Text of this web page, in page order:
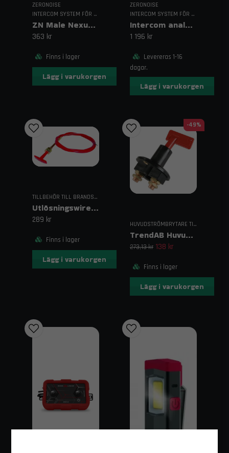
ZERONOISE
INTERCOM SYSTEM FÖR RACING
ZN Male Nexus Connector
363 kr
Finns i lager
Lägg i varukorgen
ZERONOISE
INTERCOM SYSTEM FÖR RACING
Intercom analog stereo instegsförstärkare ZN
1 196 kr
Levereras 1-16
dagar.
Lägg i varukorgen
TILLBEHÖR TILL BRANDSLÄCKARE
Utlösningswire 1,5 m
289 kr
Finns i lager
Lägg i varukorgen
HUVUDSTRÖMBRYTARE TILL BIL
TrendAB Huvudströmbrytare
273,13 kr 138 kr
Finns i lager
Lägg i varukorgen
-49%